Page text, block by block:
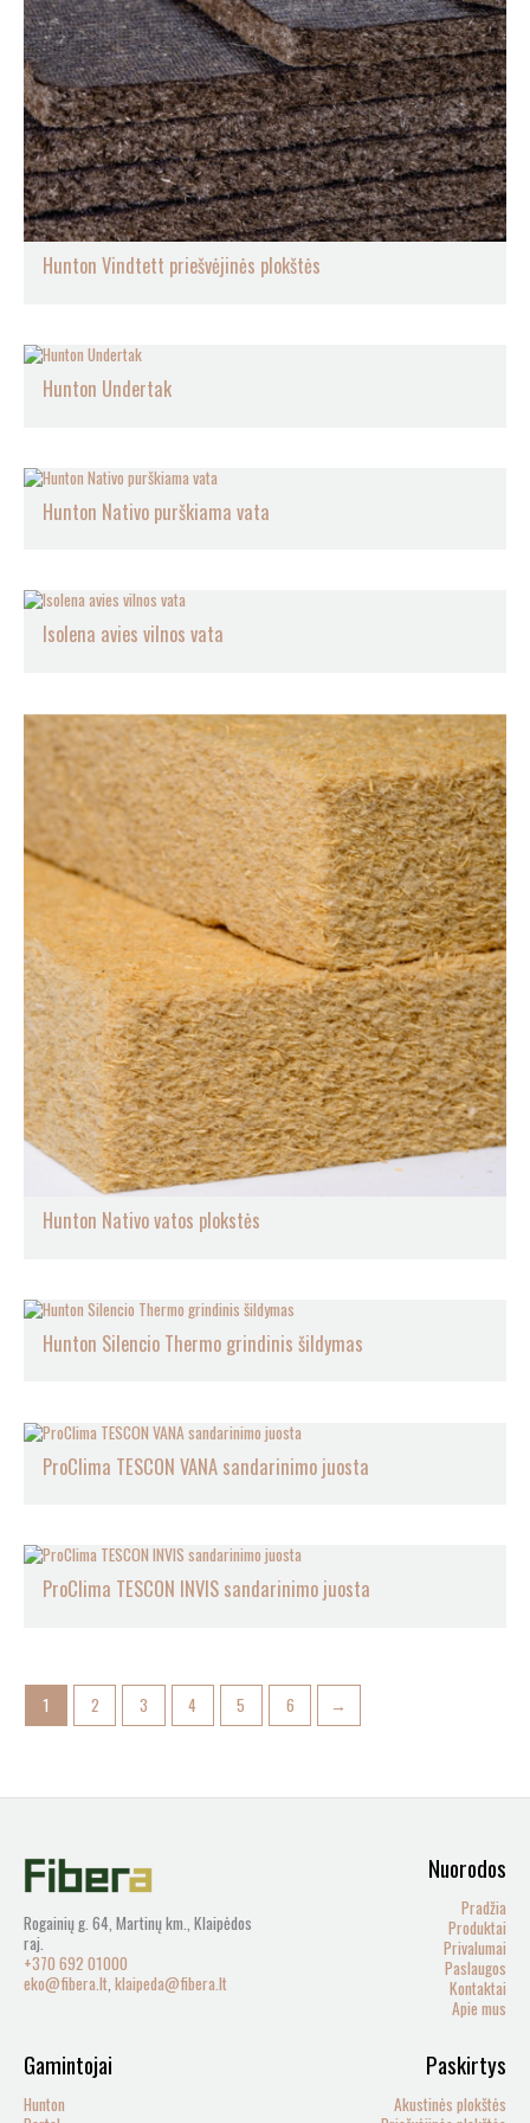
Hunton Vindtett priešvėjinės plokštės
Hunton Undertak
Hunton Nativo purškiama vata
Isolena avies vilnos vata
Hunton Nativo vatos plokstės
Hunton Silencio Thermo grindinis šildymas
ProClima TESCON VANA sandarinimo juosta
ProClima TESCON INVIS sandarinimo juosta
1 2 3 4 5 6 →
Rogainių g. 64, Martinų km., Klaipėdos
raj.
+370 692 01000
eko@fibera.lt, klaipeda@fibera.lt
Nuorodos
Pradžia
Produktai
Privalumai
Paslaugos
Kontaktai
Apie mus
Gamintojai
Hunton
Paskirtys
Akustinės plokštės